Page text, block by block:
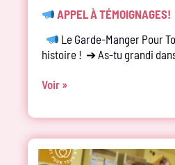
APPEL À TÉMOIGNAGES!
Le Garde-Manger Pour
histoire ! ➔ As-tu grandi
Voir »